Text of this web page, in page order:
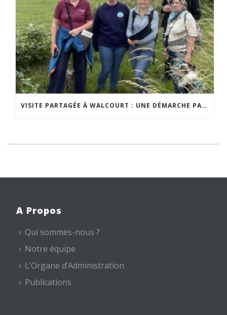
VISITE PARTAGÉE À WALCOURT : UNE DÉMARCHE PARTICIPATIVE ANIMÉE PAR ESPACE ENVIRONNEMENT
A Propos
Qui sommes-nous ?
Notre équipe
L’Organe d’Administration
Publications